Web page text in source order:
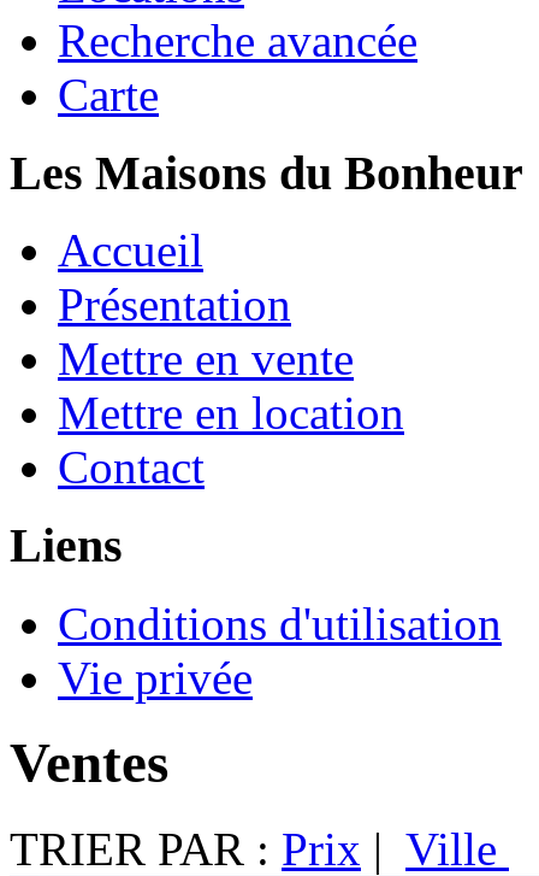
Recherche avancée
Carte
Les Maisons du Bonheur
Accueil
Présentation
Mettre en vente
Mettre en location
Contact
Liens
Conditions d'utilisation
Vie privée
Ventes
TRIER PAR : Prix | Ville